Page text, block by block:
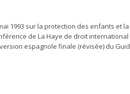
1993 sur la protection des enfants et la
de La Haye de droit international
espagnole finale (révisée) du